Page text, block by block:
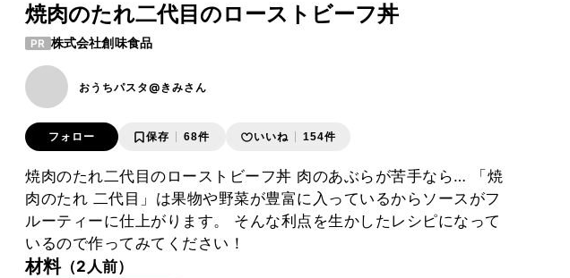
焼肉のたれ二代目のローストビーフ丼
PR 株式会社創味食品
おうちパスタ@きみさん
フォロー 保存 68件 いいね 154件
焼肉のたれ二代目のローストビーフ丼 肉のあぶらが苦手なら… 「焼
肉のたれ 二代目」は果物や野菜が豊富に入っているからソースがフ
ルーティーに仕上がります。 そんな利点を生かしたレシピになって
いるので作ってみてください！
材料（2人前）